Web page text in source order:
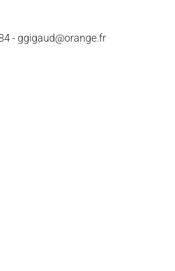
- ggigaud@orange.fr